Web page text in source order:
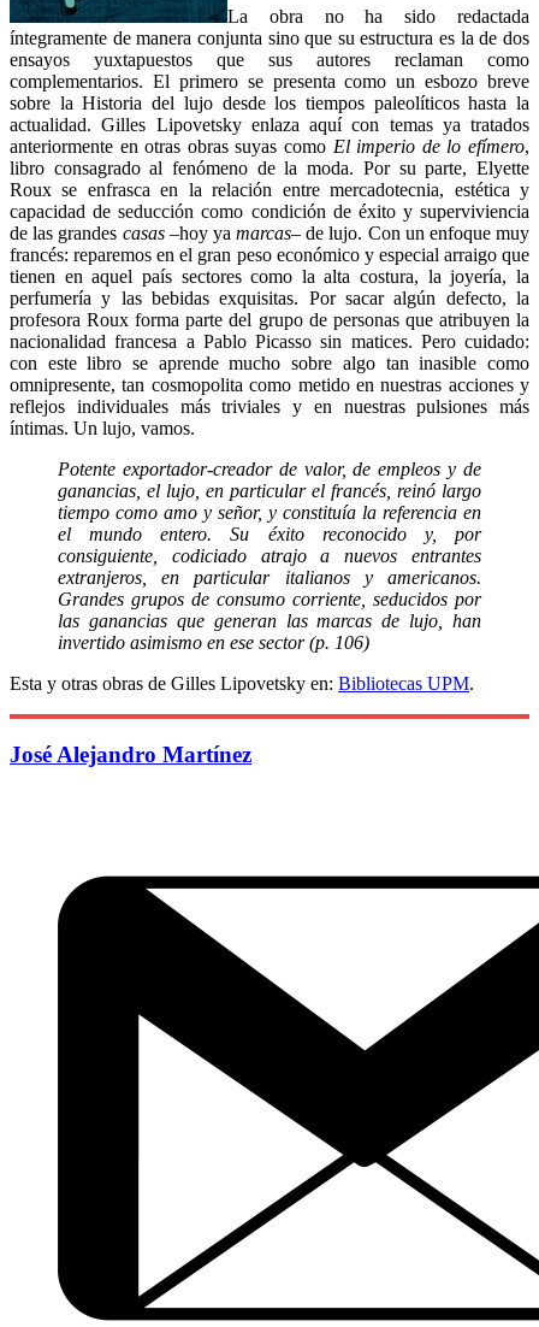
La obra no ha sido redactada
íntegramente de manera conjunta sino que su estructura es la de dos
ensayos yuxtapuestos que sus autores reclaman como
complementarios. El primero se presenta como un esbozo breve
sobre la Historia del lujo desde los tiempos paleolíticos hasta la
actualidad. Gilles Lipovetsky enlaza aquí con temas ya tratados
anteriormente en otras obras suyas como El imperio de lo efímero,
libro consagrado al fenómeno de la moda. Por su parte, Elyette
Roux se enfrasca en la relación entre mercadotecnia, estética y
capacidad de seducción como condición de éxito y superviviencia
de las grandes casas–hoy ya marcas– de lujo. Con un enfoque muy
francés: reparemos en el gran peso económico y especial arraigo que
tienen en aquel país sectores como la alta costura, la joyería, la
perfumería y las bebidas exquisitas. Por sacar algún defecto, la
profesora Roux forma parte del grupo de personas que atribuyen la
nacionalidad francesa a Pablo Picasso sin matices. Pero cuidado:
con este libro se aprende mucho sobre algo tan inasible como
omnipresente, tan cosmopolita como metido en nuestras acciones y
reflejos individuales más triviales y en nuestras pulsiones más
íntimas. Un lujo, vamos.
Potente exportador-creador de valor, de empleos y de
ganancias, el lujo, en particular el francés, reinó largo
tiempo como amo y señor, y constituía la referencia en
el mundo entero. Su éxito reconocido y, por
consiguiente, codiciado atrajo a nuevos entrantes
extranjeros, en particular italianos y americanos.
Grandes grupos de consumo corriente, seducidos por
las ganancias que generan las marcas de lujo, han
invertido asimismo en ese sector (p. 106)
Esta y otras obras de Gilles Lipovetsky en: Bibliotecas UPM.
José Alejandro Martínez